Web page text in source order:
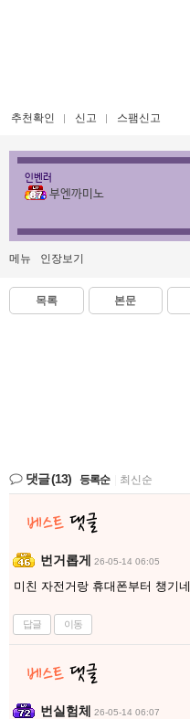
추천확인 신고 스팸신고
인벤러
부엔까미노
메뉴 인장보기
목록 본문
댓글(13) 등록순 최신순
번거롭게 26-05-14 06:05
미친 자전거랑 휴대폰부터 챙기네
답글 이동
번실험체 26-05-14 06:07